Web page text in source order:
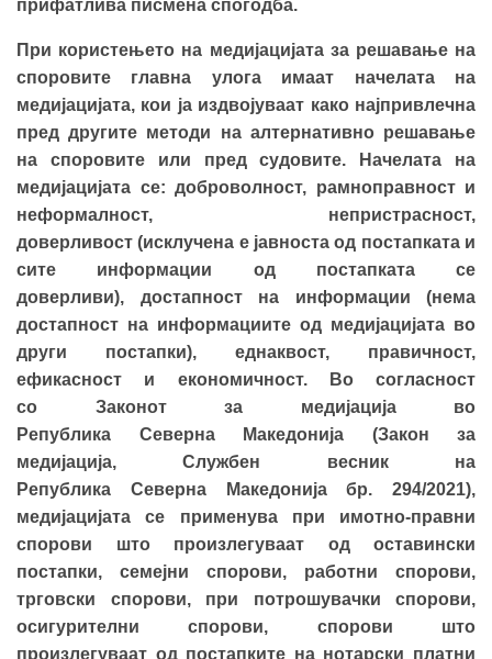
прифатлива писмена спогодба.
При користењето на медијацијата за решавање на
споровите главна улога имаат начелата на
медијацијата, кои ја издвојуваат како најпривлечна
преддругите методи на алтернативно решавање
на споровите или пред судовите. Начелата на
медијацијата се: доброволност, рамноправност и
неформалност, непристрасност,
доверливост (исклучена е јавноста од постапката и
сите информации од постапката се
доверливи), достапност на информации (нема
достапност на информациите од медијацијата во
други постапки), еднаквост, правичност,
ефикасност и економичност.Во согласност
со Законот за медијација во
Република Северна Македонија (Закон за
медијација, Службен весник на
Република Северна Мaкедонија бр. 294/2021),
медијацијата се применува при имотно-правни
спорови што произлегуваат од оставински
постапки, семејни спорови, работни спорови,
трговски спорови, при потрошувачки спорови,
осигурителни спорови, спорови што
произлегуваат од постапките на нотарски платни